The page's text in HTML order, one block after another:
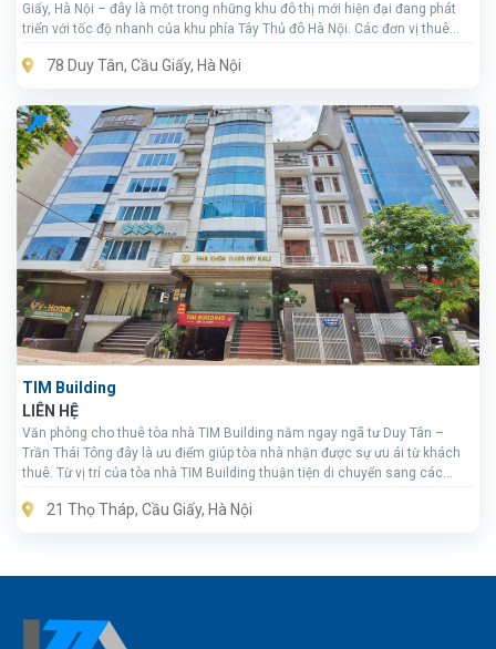
Giấy, Hà Nội – đây là một trong những khu đô thị mới hiện đại đang phát
triển với tốc độ nhanh của khu phía Tây Thủ đô Hà Nội. Các đơn vị thuê
doanh.78 Duy Tân, Cầu Giấy, Hà Nội
TIM Building
LIÊN HỆ
Văn phòng cho thuê tòa nhà TIM Building nằm ngay ngã tư Duy Tân –
Trần Thái Tông đây là ưu điểm giúp tòa nhà nhận được sự ưu ái từ khách
thuê. Từ vị trí của tòa nhà TIM Building thuận tiện di chuyển sang các
thành phố.
21 Thọ Tháp, Cầu Giấy, Hà Nội